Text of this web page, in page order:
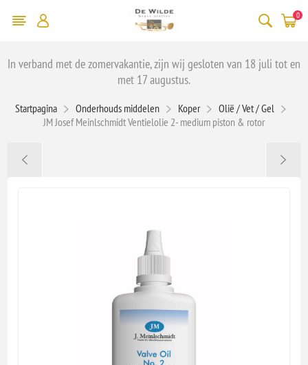
0
In verband met de zomervakantie, zijn wij gesloten van 18 juli tot en
met 17 augustus.
Startpagina Onderhouds middelen Koper
Olië / Vet / Gel
JM Josef Meinlschmidt Ventielolie 2- medium piston & rotor